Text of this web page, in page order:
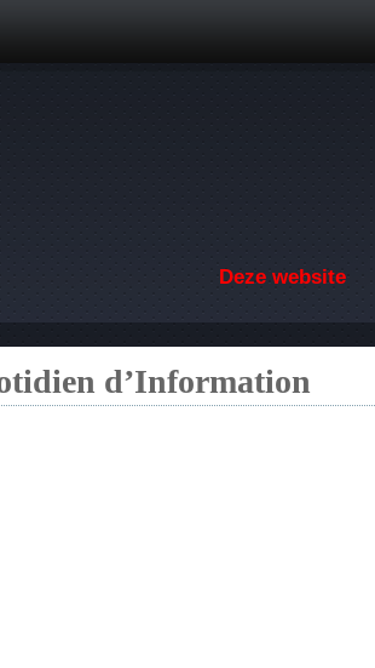
Deze website
d’Information